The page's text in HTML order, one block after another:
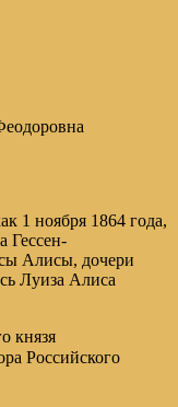
1 ноября 1864 года,
Гессен-
Алисы, дочери
Луиза Алиса
князя
Российского